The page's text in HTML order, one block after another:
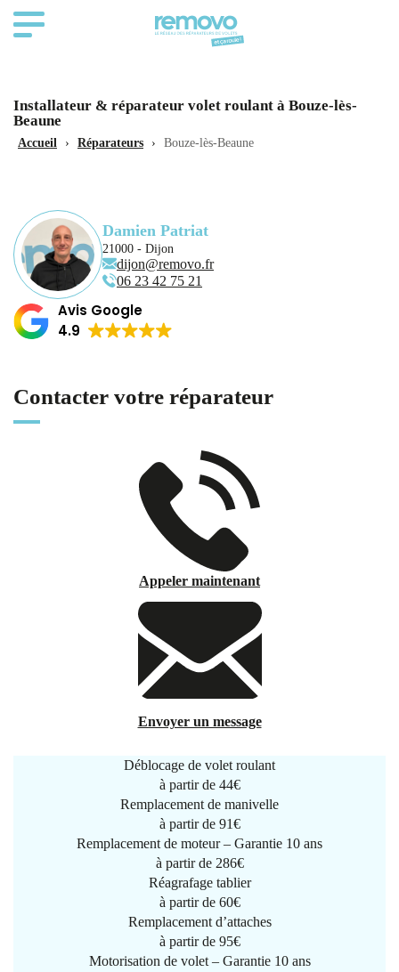
Installateur & réparateur volet roulant à Bouze-lès-
Beaune
Accueil › Réparateurs › Bouze-lès-Beaune
Damien Patriat
21000 - Dijon
dijon@removo.fr
06 23 42 75 21
Avis Google
4.9
Contacter votre réparateur
Appeler maintenant
Envoyer un message
Déblocage de volet roulant
à partir de 44€
Remplacement de manivelle
à partir de 91€
Remplacement de moteur – Garantie 10 ans
à partir de 286€
Réagrafage tablier
à partir de 60€
Remplacement d’attaches
à partir de 95€
Motorisation de volet – Garantie 10 ans